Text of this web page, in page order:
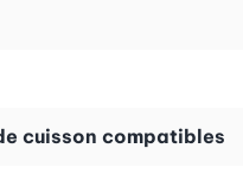
cuisson compatibles